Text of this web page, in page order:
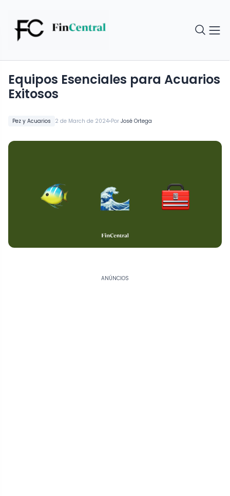
Pez y Acuarios 2 de March de 2024•Por José Ortega
Equipos Esenciales para Acuarios
Exitosos
ANÚNCIOS